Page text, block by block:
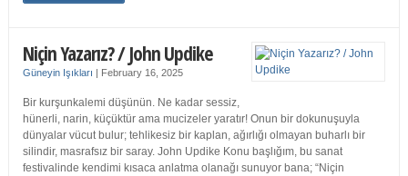
Niçin Yazarız? / John Updike
Güneyin Işıkları | February 16, 2025
Bir kurşunkalemi düşünün. Ne kadar sessiz,
hünerli, narin, küçüktür ama mucizeler yaratır! Onun bir dokunuşuyla
dünyalar vücut bulur; tehlikesiz bir kaplan, ağırlığı olmayan buharlı bir
silindir, masrafsız bir saray. John Updike Konu başlığım, bu sanat
festivalinde kendimi kısaca anlatma olanağı sunuyor bana; “Niçin